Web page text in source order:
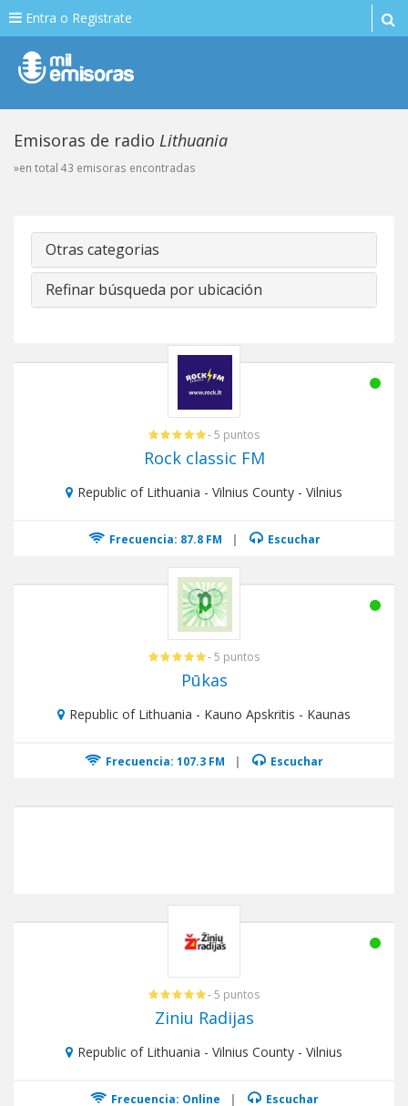
Entra o Registrate
Emisoras de radio Lithuania
»en total 43 emisoras encontradas
Otras categorias
Refinar búsqueda por ubicación
- 5 puntos
Rock classic FM
Republic of Lithuania - Vilnius County - Vilnius
Frecuencia: 87.8 FM | Escuchar
- 5 puntos
Pūkas
Republic of Lithuania - Kauno Apskritis - Kaunas
Frecuencia: 107.3 FM | Escuchar
- 5 puntos
Ziniu Radijas
Republic of Lithuania - Vilnius County - Vilnius
Frecuencia: Online | Escuchar